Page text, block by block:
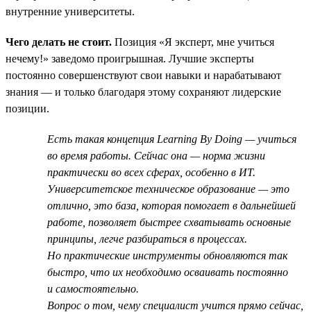
внутренние университеты.
Чего делать не стоит. Позиция «Я эксперт, мне учиться
нечему!» заведомо проигрышная. Лучшие эксперты
постоянно совершенствуют свои навыки и нарабатывают
знания — и только благодаря этому сохраняют лидерские
позиции.
Есть такая концепция Learning By Doing — учиться
во время работы. Сейчас она — норма жизни
практически во всех сферах, особенно в ИТ.
Университетское техническое образование — это
отлично, это база, которая помогает в дальнейшей
работе, позволяет быстрее схватывать основные
принципы, легче разбираться в процессах.
Но практические инструменты обновляются так
быстро, что их необходимо осваивать постоянно
и самостоятельно.
Вопрос о том, чему специалист учится прямо сейчас,